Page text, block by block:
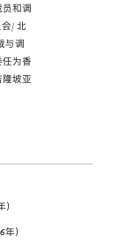
和调
/ 北
与调
为香
坡亚
）